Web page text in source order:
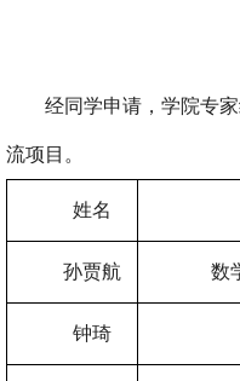
经同学申请，学院专
流项目。
姓名
孙贾航 数
钟琦